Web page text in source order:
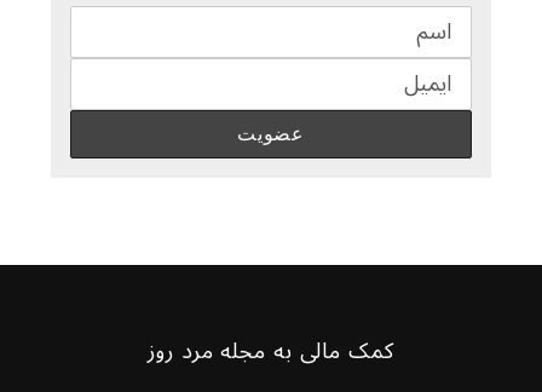
کمک مالی به مجله مرد روز